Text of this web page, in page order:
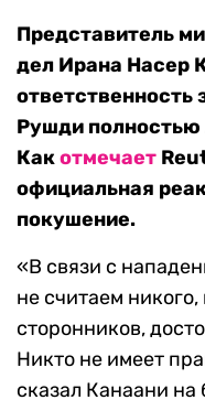
Представитель
дел Ирана Насер
ответственность
Рушди полностью
Какотмечает
официальная
покушение.
«В связи с
не считаем
сторонников,
Никто не имеет
сказал Канаани на